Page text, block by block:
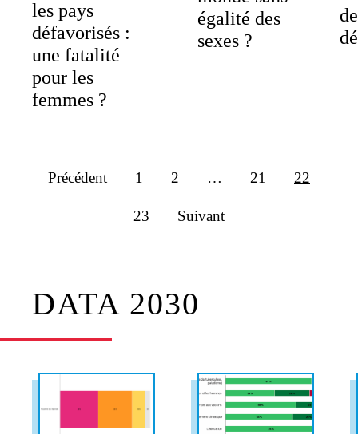
les pays
défavorisés :
une fatalité
pour les
femmes ?
égalité des
sexes ?
de
Précédent 1 2 … 21 22
23 Suivant
DATA 2030